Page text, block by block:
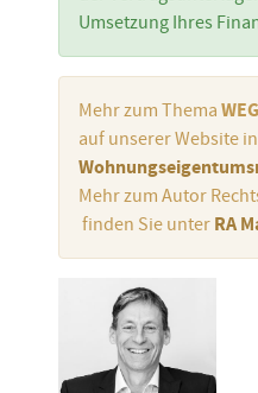
Umsetzung Ihres
Mehr zum Thema
auf unserer Website
Mehr zum Autor
finden Sie unter RA